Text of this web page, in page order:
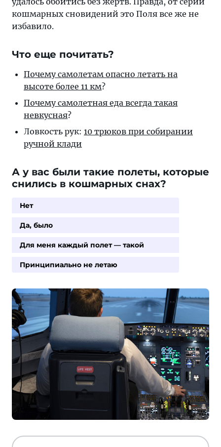
кошмарных сновидений это Поля все же не
избавило.
Что еще почитать?
Почему самолетам опасно летать на
высоте более 11 км?
Почему самолетная еда всегда такая
невкусная?
Ловкость рук: 10 трюков при собирании
ручной клади
А у вас были такие полеты, которые
снились в кошмарных снах?
Нет
Да, было
Для меня каждый полет — такой
Принципиально не летаю